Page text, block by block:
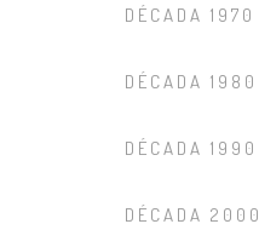
DÉCADA 1970
DÉCADA 1980
DÉCADA 1990
DÉCADA 2000